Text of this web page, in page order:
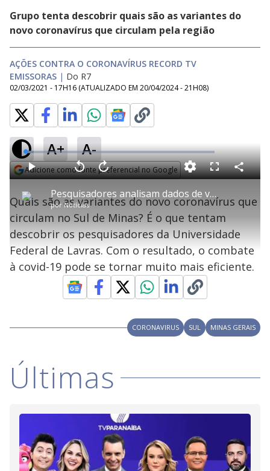
Grupo tenta descobrir quais são as variantes do
novo coronavírus que circulam pela região
AÇÕES CONTRA O CORONAVÍRUS RECORD TV
EMISSORAS | Do R7
02/03/2021 - 17H16 (ATUALIZADO EM 20/04/2024 - 21H08)
A+ A-
Adicione como fonte preferencial no Google
P
l
a
y
V
i
d
e
Pesquisadores analisam dados de variantes da covid no Sul de MG
por Notícias
P V
l
t
a
r
0
e
g
u
n
d
s
A
n
ç
a
1
s
e
g
u
n
o
s
d
L
o
a
d
e
4
.
5
0
%
F
l
s
c
e
n
C
o
a
r
a
Quais são as variantes do novo coronavírus que
circulam no Sul de Minas? É o que tentam
descobrir os pesquisadores da Universidade
Federal de Lavras. Com o resultado, o combate
à covid-19 pode se tornar muito mais eficiente.
CORONAVIRUS SUL MINAS GERAIS
Últimas